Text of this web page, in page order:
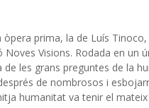
òpera prima, la de Luís
Noves Visions. Rodada en
les grans preguntes de la
de nombrosos i
humanitat va tenir el